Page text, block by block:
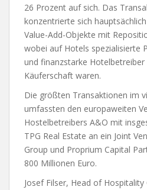
26 Prozent auf sich. Das
konzentrierte sich
Value-Add-Objekte mit
wobei auf Hotels spezialisierte
und finanzstarke Hotelbetreiber
Käuferschaft waren.
Die größten Transaktionen im
umfassten den europaweiten
Hostelbetreibers A&O mit
TPG Real Estate an ein Joint
Group und Proprium Capital
800 Millionen Euro.
Josef Filser, Head of